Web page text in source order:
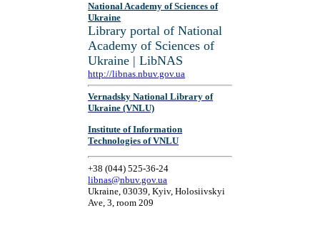
National Academy of Sciences of
Ukraine
Library portal of National
Academy of Sciences of
Ukraine | LibNAS
http://libnas.nbuv.gov.ua
Vernadsky National Library of
Ukraine (VNLU)
Institute of Information
Technologies of VNLU
+38 (044) 525-36-24
libnas@nbuv.gov.ua
Ukraine, 03039, Kyiv, Holosiivskyi
Ave, 3, room 209